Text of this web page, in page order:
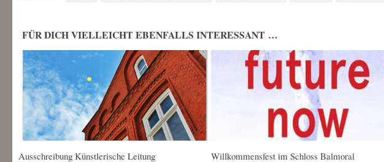
FÜR DICH VIELLEICHT EBENFALLS INTERESSANT …
Ausschreibung Künstlerische Leitung Willkommensfest im Schloss Balmoral